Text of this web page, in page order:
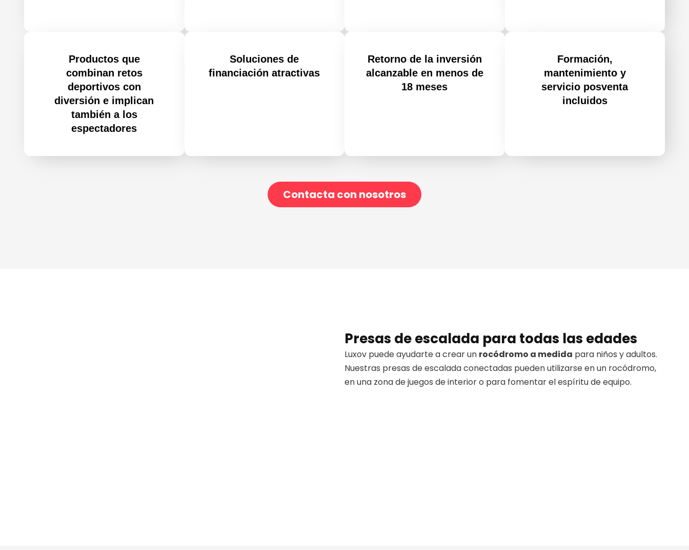
Productos que
combinan retos
deportivos con
diversión e implican
también a los
espectadores
Soluciones de
financiación atractivas
Retorno de la inversión
alcanzable en menos de
18 meses
Formación,
mantenimiento y
servicio posventa
incluidos
Contacta con nosotros
Presas de escalada para todas las edades
Luxov puede ayudarte a crear un rocódromo a medida para niños y adultos.
Nuestras presas de escalada conectadas pueden utilizarse en un rocódromo,
en una zona de juegos de interior o para fomentar el espíritu de equipo.